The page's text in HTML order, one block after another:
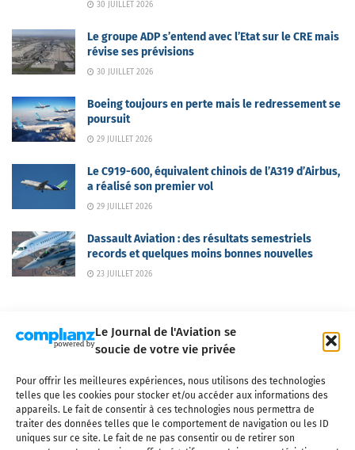
Le Journal de l'Aviation se
soucie de votre vie privée
Pour offrir les meilleures expériences, nous utilisons des technologies
telles que les cookies pour stocker et/ou accéder aux informations des
appareils. Le fait de consentir à ces technologies nous permettra de
traiter des données telles que le comportement de navigation ou les ID
uniques sur ce site. Le fait de ne pas consentir ou de retirer son
30 JUILLET 2026
Le groupe ADP s’entend avec l’Etat sur le CRE mais
révise ses prévisions
30 JUILLET 2026
Boeing toujours en perte mais le redressement se
poursuit
29 JUILLET 2026
Le C919-600, équivalent chinois de l’A319 d’Airbus,
a réalisé son premier vol
29 JUILLET 2026
Dassault Aviation : des résultats semestriels
records et quelques moins bonnes nouvelles
23 JUILLET 2026
Qui sommes-nous ? Nous contacter
Partenaires
Mentions légales
CGV Politique de confidentialité Cookies